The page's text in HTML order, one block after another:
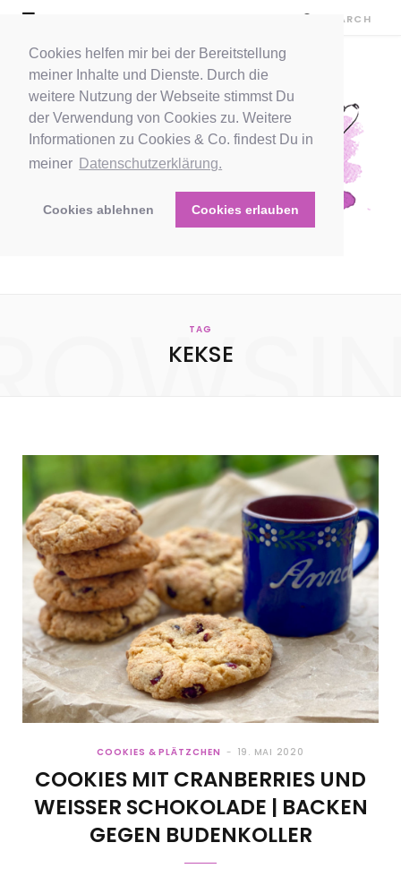
Cookies helfen mir bei der Bereitstellung
meiner Inhalte und Dienste. Durch die
weitere Nutzung der Webseite stimmst Du
der Verwendung von Cookies zu. Weitere
Informationen zu Cookies & Co. findest Du in
meiner Datenschutzerklärung.
Cookies ablehnen Cookies erlauben
TAG
KEKSE
COOKIES & PLÄTZCHEN 19. MAI 2020
COOKIES MIT CRANBERRIES UND
WEISSER SCHOKOLADE | BACKEN G
EGEN BUDENKOLLER